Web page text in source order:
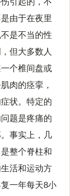
由于在夜里
是不当的性
但大多数人
个椎间盘或
肉的痉挛，
状。特定的
题是疼痛的
事实上，几
整个脊柱和
活和运动方
一年每天8小